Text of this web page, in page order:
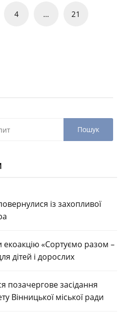
із захопливої
екоакцію «Сортуємо разом –
дітей і дорослих
позачергове засідання
Вінницької міської ради
4 … 21